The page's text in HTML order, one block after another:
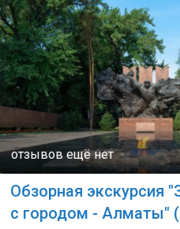
Обзорная экскурсия
с городом - Алматы"